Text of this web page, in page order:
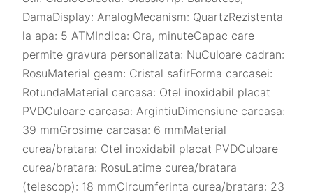
DamaDisplay: AnalogMecanism: QuartzRezistenta
la apa: 5 ATMIndica: Ora, minuteCapac care
permite gravura personalizata: NuCuloare cadran:
RosuMaterial geam: Cristal safirForma carcasei:
RotundaMaterial carcasa: Otel inoxidabil placat
PVDCuloare carcasa: ArgintiuDimensiune carcasa:
39 mmGrosime carcasa: 6 mmMaterial
curea/bratara: Otel inoxidabil placat PVDCuloare
curea/bratara: RosuLatime curea/bratara
(telescop): 18 mmCircumferinta curea/bratara: 23